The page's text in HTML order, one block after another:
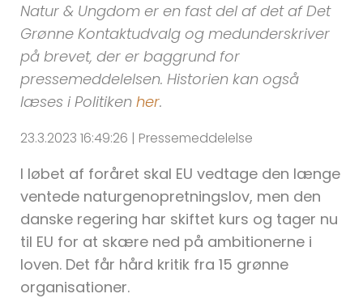
Natur & Ungdom er en fast del af det af Det
Grønne Kontaktudvalg og medunderskriver
på brevet, der er baggrund for
pressemeddelelsen. Historien kan også
læses i Politiken her.
23.3.2023 16:49:26 | Pressemeddelelse
I løbet af foråret skal EU vedtage den længe
ventede naturgenopretningslov, men den
danske regering har skiftet kurs og tager nu
til EU for at skære ned på ambitionerne i
loven. Det får hård kritik fra 15 grønne
organisationer.